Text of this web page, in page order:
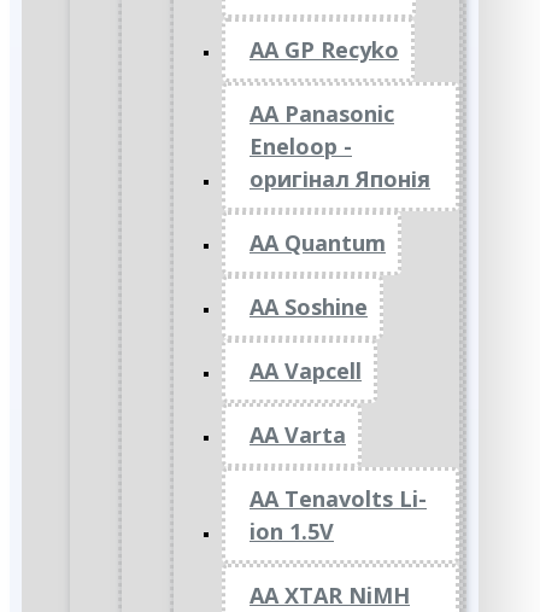
AA GP Recyko
AA Panasonic
Eneloop -
оригінал Японія
AA Quantum
AA Soshine
AA Vapcell
AA Varta
AA Tenavolts Li-
ion 1.5V
AA XTAR NiMH